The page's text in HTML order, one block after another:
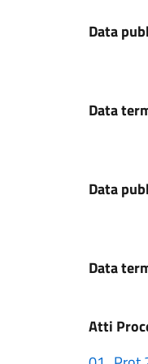
Data
Data
Data
Data
Atti